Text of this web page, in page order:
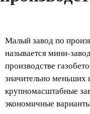
Малый завод по
называется мини-
производстве
значительно меньших
крупномасштабные
экономичные